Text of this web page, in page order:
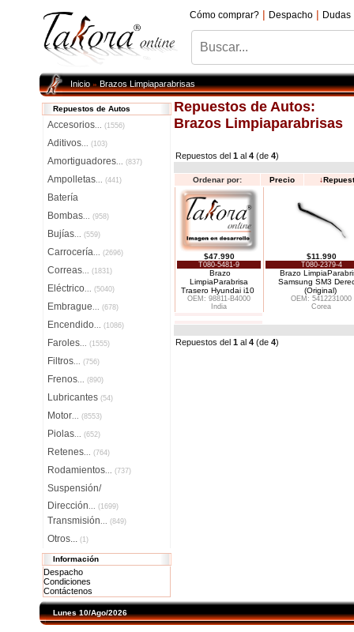
Cómo comprar? | Despacho | Dudas
Inicio»Brazos Limpiaparabrisas
Repuestos de Autos
Accesorios... (1556)
Aditivos... (103)
Amortiguadores... (837)
Ampolletas... (441)
Batería
Bombas... (958)
Bujías... (559)
Carrocería... (2696)
Correas... (1831)
Eléctrico... (5040)
Embrague... (678)
Encendido... (1086)
Faroles... (1555)
Filtros... (756)
Frenos... (890)
Lubricantes (54)
Motor... (8553)
Piolas... (652)
Retenes... (764)
Rodamientos... (737)
Suspensión/
Dirección... (1699)
Transmisión... (849)
Otros... (1)
Información
Despacho
Condiciones
Contáctenos
Repuestos de Autos:
Brazos Limpiaparabrisas
Repuestos del 1 al 4 (de 4)
Ordenar por: Precio ↓
$47.990
T080-5481-9
Brazo
LimpiaParabrisa
Trasero Hyundai i10
OEM: 98811-B4000
India
$11.990
T080-2379-4
Brazo
Samsung SM3
(Original)
OEM: 5412231000
Corea
Repuestos del 1 al 4 (de 4)
Lunes 10/Ago/2026